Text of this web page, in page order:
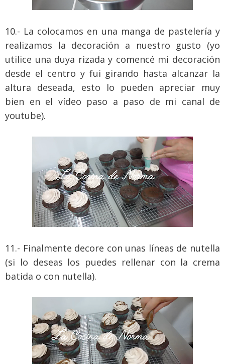
10.- La colocamos en una manga de pastelería y
realizamos la decoración a nuestro gusto (yo
utilice una duya rizada y comencé mi decoración
desde el centro y fui girando hasta alcanzar la
altura deseada, esto lo pueden apreciar muy
bien en el vídeo paso a paso de mi canal de
youtube).
11.- Finalmente decore con unas líneas de nutella
(si lo deseas los puedes rellenar con la crema
batida o con nutella).